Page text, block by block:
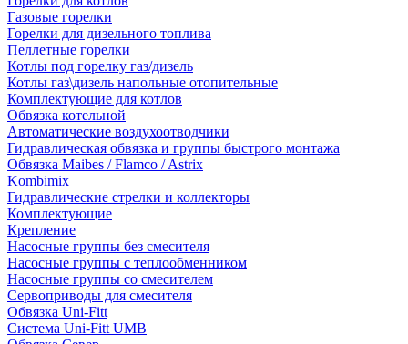
Газовые горелки
Горелки для дизельного топлива
Пеллетные горелки
Котлы под горелку газ/дизель
Котлы газ\дизель напольные отопительные
Комплектующие для котлов
Обвязка котельной
Автоматические воздухоотводчики
Гидравлическая обвязка и группы быстрого монтажа
Обвязка Maibes / Flamco / Astrix
Kombimix
Гидравлические стрелки и коллекторы
Комплектующие
Крепление
Насосные группы без смесителя
Насосные группы с теплообменником
Насосные группы со смесителем
Сервоприводы для смесителя
Обвязка Uni-Fitt
Система Uni-Fitt UMB